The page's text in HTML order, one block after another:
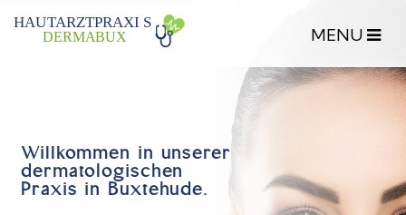
HAUTARZTPRAXI S
DERMABUX
Willkommen in unserer
dermatologischen
Praxis in Buxtehude.